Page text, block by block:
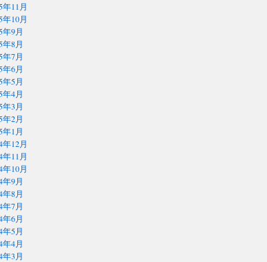
年11月
年10月
年9月
年8月
年7月
年6月
年5月
年4月
年3月
年2月
年1月
年12月
年11月
年10月
年9月
年8月
年7月
年6月
年5月
年4月
年3月